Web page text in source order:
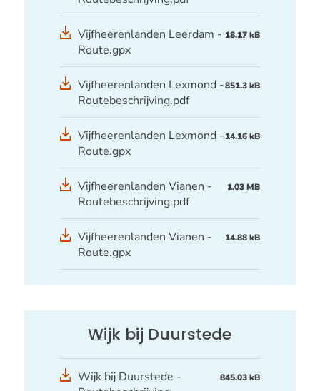
GPX
bestand
Vijfheerenlanden Leerdam -
Route.gpx
18.17 kB
Vijfheerenlanden Lexmond -
Routebeschrijving.pdf
851.3 kB
GPX
bestand
Vijfheerenlanden Lexmond -
Route.gpx
14.16 kB
Vijfheerenlanden Vianen -
Routebeschrijving.pdf
1.03 MB
GPX
bestand
Vijfheerenlanden Vianen -
Route.gpx
14.88 kB
Wijk bij Duurstede
Wijk bij Duurstede -
845.03 kB